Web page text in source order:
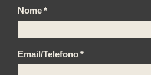
Nome*
Email/Telefono*